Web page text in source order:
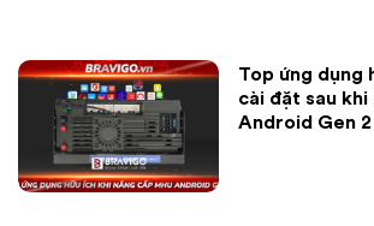
Top ứng dụng
cài đặt sau khi
Android Gen